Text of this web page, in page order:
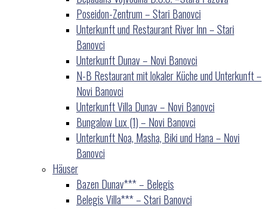
Poseidon-Zentrum – Stari Banovci
Unterkunft und Restaurant River Inn – Stari
Banovci
Unterkunft Dunav – Novi Banovci
N-B Restaurant mit lokaler Küche und Unterkunft –
Novi Banovci
Unterkunft Villa Dunav – Novi Banovci
Bungalow Lux (1) – Novi Banovci
Unterkunft Noa, Masha, Biki und Hana – Novi
Banovci
Häuser
Bazen Dunav*** – Belegis
Belegis Villa*** – Stari Banovci